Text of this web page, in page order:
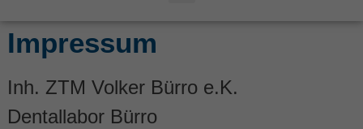
Impressum
Inh. ZTM Volker Bürro e.K.
Dentallabor Bürro